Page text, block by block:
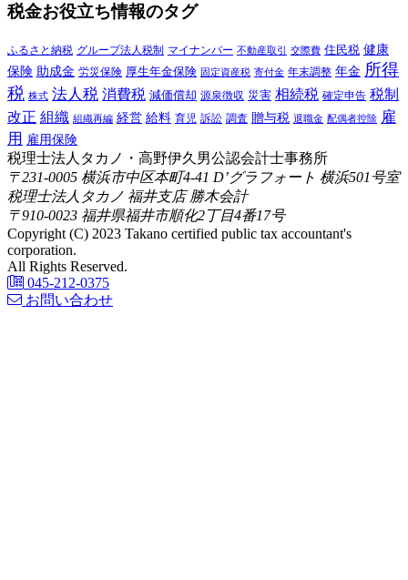
税金お役立ち情報のタグ
ふるさと納税 グループ法人税制 マイナンバー 不動産取引 交際費 住民税 健康
保険 助成金 労災保険 厚生年金保険 固定資産税 寄付金 年末調整 年金 所得
税 株式 法人税 消費税 減価償却 源泉徴収 災害 相続税 確定申告 税制
改正 組織 組織再編 経営 給料 育児 訴訟 調査 贈与税 退職金 配偶者控除 雇
用 雇用保険
税理士法人タカノ・高野伊久男公認会計士事務所
〒231-0005 横浜市中区本町4-41 D’グラフォート 横浜501号室
税理士法人タカノ 福井支店 勝木会計
〒910-0023 福井県福井市順化2丁目4番17号
Copyright (C) 2023 Takano certified public tax accountant's
corporation.
All Rights Reserved.
045-212-0375
お問い合わせ